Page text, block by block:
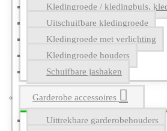
Kledingroede / kledingbuis,
Uitschuifbare kledingroede
Kledingroede met verlichting
Kledingroede houders
Schuifbare jashaken
Garderobe accessoires
Uittrekbare garderobehouders